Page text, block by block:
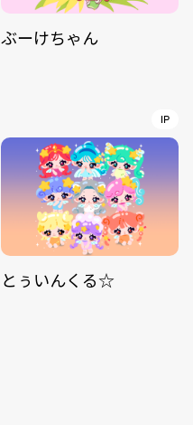
ぶーけちゃん
IP
とぅいんくる☆